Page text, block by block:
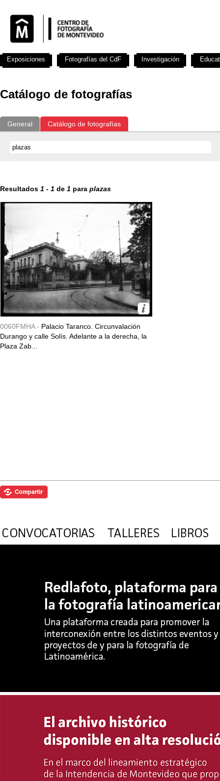
Catálogo de fotografías
General Catálogo de fotografías
Resultados 1 - 1 de 1 para plazas
0060FMHA - Palacio Taranco. Circunvalación
Durango y calle Solís. Adelante a la derecha, la
Plaza Zab...
Exposiciones Fotografías del CdF Investigación